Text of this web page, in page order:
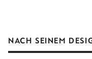
NACH SEINEM